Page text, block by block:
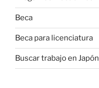
Beca
Beca para licenciatura
Buscar trabajo en